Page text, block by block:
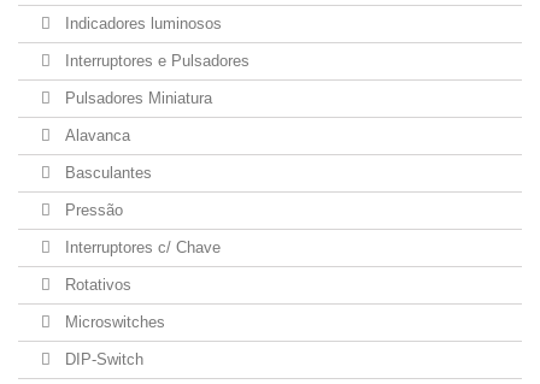
Indicadores luminosos
Interruptores e Pulsadores
Pulsadores Miniatura
Alavanca
Basculantes
Pressão
Interruptores c/ Chave
Rotativos
Microswitches
DIP-Switch